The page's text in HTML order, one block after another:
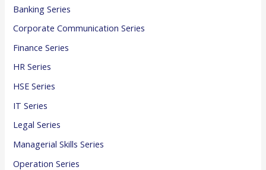
Banking Series
Corporate Communication Series
Finance Series
HR Series
HSE Series
IT Series
Legal Series
Managerial Skills Series
Operation Series